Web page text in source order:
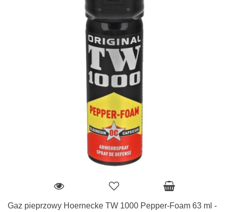
Gaz pieprzowy Hoernecke TW 1000 Pepper-Foam 63 ml -